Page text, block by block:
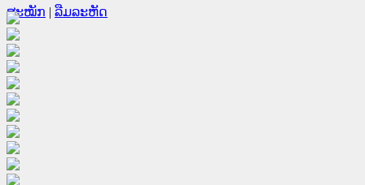
ສະໝັກ | ລືມລະຫັດ